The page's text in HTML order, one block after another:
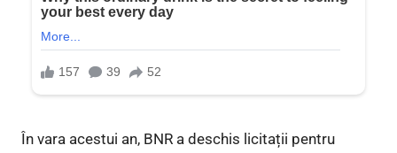
În vara acestui an, BNR a deschis licitații pentru